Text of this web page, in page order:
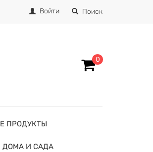
Войти Поиск
0
ПРОДУКТЫ
ДОМА И САДА